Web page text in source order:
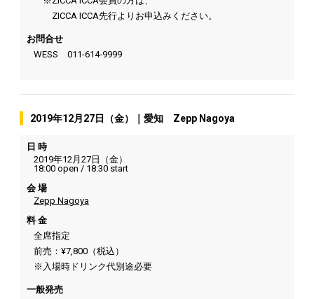
ZICCA ICCA先行よりお申込みください。
お問合せ
WESS 011-614-9999
2019年12月27日（金）｜愛知 Zepp Nagoya
日 時
2019年12月27日（金）
18:00 open / 18:30 start
会 場
Zepp Nagoya
料 金
全席指定
前売：¥7,800（税込）
※入場時ドリンク代別途必要
一般発売